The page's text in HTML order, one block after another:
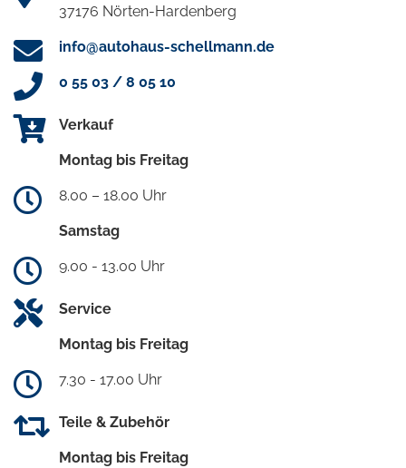
37176 Nörten-Hardenberg
info@autohaus-schellmann.de
0 55 03 / 8 05 10
Verkauf
Montag bis Freitag
8.00 – 18.00 Uhr
Samstag
9.00 - 13.00 Uhr
Service
Montag bis Freitag
7.30 - 17.00 Uhr
Teile & Zubehör
Montag bis Freitag